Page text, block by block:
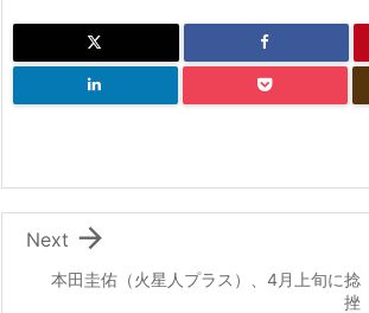
本田圭佑（火星人プラス）、4月上旬に捻
挫

Next